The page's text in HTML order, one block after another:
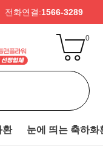
전화연결:1566-3289
0
환 눈에 띄는 축하화